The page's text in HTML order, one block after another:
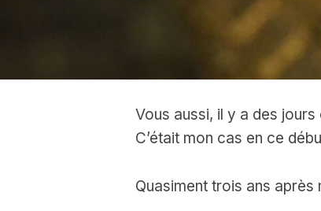
Vous aussi, il y a des
C’était mon cas en ce
Quasiment trois ans après